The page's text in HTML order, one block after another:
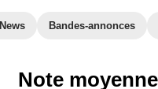
News Bandes-annonces
Note moyenne